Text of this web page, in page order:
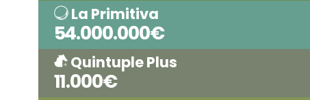
La Primitiva
54.000.000€
Quintuple Plus
11.000€